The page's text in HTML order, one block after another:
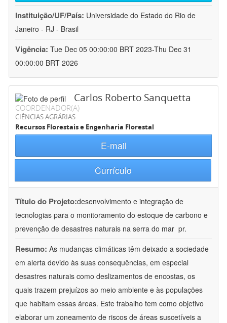
Instituição/UF/País: Universidade do Estado do Rio de
Janeiro - RJ - Brasil
Vigência: Tue Dec 05 00:00:00 BRT 2023-Thu Dec 31
00:00:00 BRT 2026
Carlos Roberto Sanquetta
COORDENADOR(A)
CIÊNCIAS AGRÁRIAS
Recursos Florestais e Engenharia Florestal
E-mail
Currículo
Título do Projeto:desenvolvimento e integração de
tecnologias para o monitoramento do estoque de carbono e
prevenção de desastres naturais na serra do mar  pr.
Resumo: As mudanças climáticas têm deixado a sociedade
em alerta devido às suas consequências, em especial
desastres naturais como deslizamentos de encostas, os
quais trazem prejuízos ao meio ambiente e às populações
que habitam essas áreas. Este trabalho tem como objetivo
elaborar um zoneamento de riscos de áreas suscetíveis a